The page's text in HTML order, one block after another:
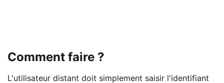
Comment faire ?
L'utilisateur distant doit simplement saisir l'identifiant